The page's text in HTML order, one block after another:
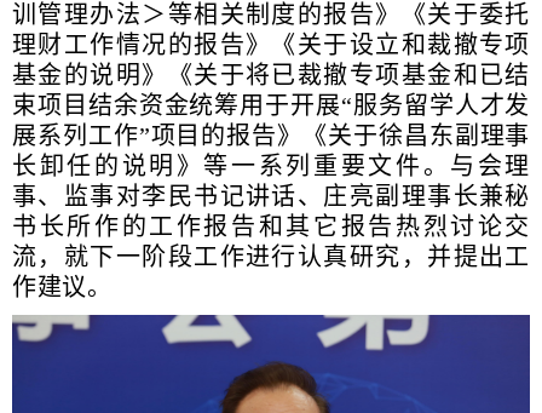
训管理办法＞等相关制度的报告》《关于委托
理财工作情况的报告》《关于设立和裁撤专项
基金的说明》《关于将已裁撤专项基金和已结
束项目结余资金统筹用于开展“服务留学人才发
展系列工作”项目的报告》《关于徐昌东副理事
长卸任的说明》等一系列重要文件。与会理
事、监事对李民书记讲话、庄亮副理事长兼秘
书长所作的工作报告和其它报告热烈讨论交
流，就下一阶段工作进行认真研究，并提出工
作建议。